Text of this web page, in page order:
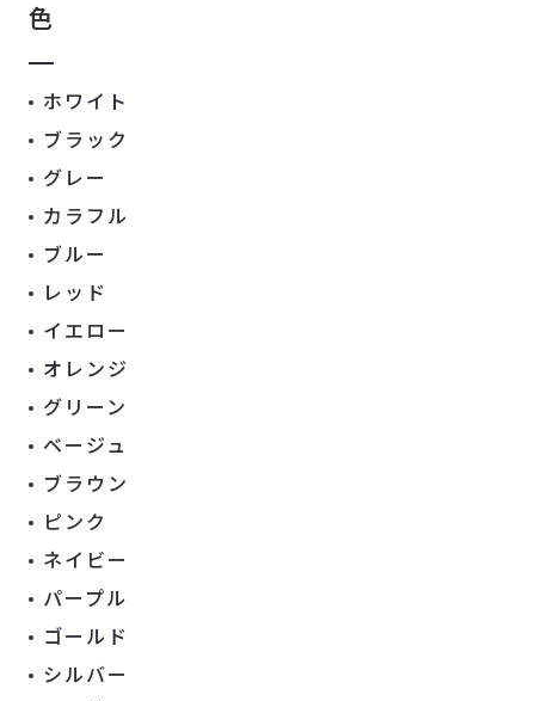
色
ホワイト
ブラック
グレー
カラフル
ブルー
レッド
イエロー
オレンジ
グリーン
ベージュ
ブラウン
ピンク
ネイビー
パープル
ゴールド
シルバー